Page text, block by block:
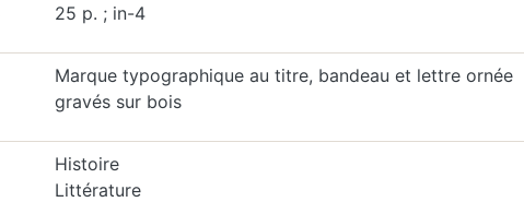
25 p. ; in-4
Marque typographique au titre, bandeau et lettre ornée
gravés sur bois
Histoire
Littérature